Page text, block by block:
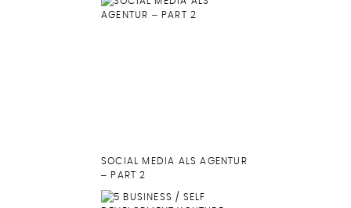
SOCIAL MEDIA ALS AGENTUR
– PART 2